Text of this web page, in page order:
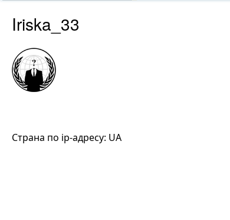
Iriska_33
Страна по ip-адресу: UA